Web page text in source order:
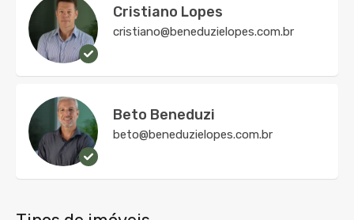
Cristiano Lopes
cristiano@beneduzielopes.com.br
Beto Beneduzi
beto@beneduzielopes.com.br